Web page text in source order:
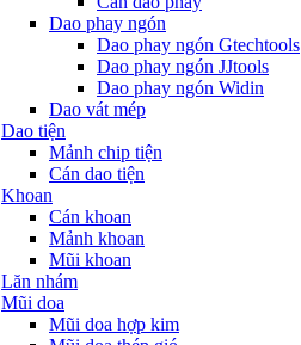
Dao phay ngón
Dao phay ngón Gtechtools
Dao phay ngón JJtools
Dao phay ngón Widin
Dao vát mép
Dao tiện
Mảnh chip tiện
Cán dao tiện
Khoan
Cán khoan
Mảnh khoan
Mũi khoan
Lăn nhám
Mũi doa
Mũi doa hợp kim